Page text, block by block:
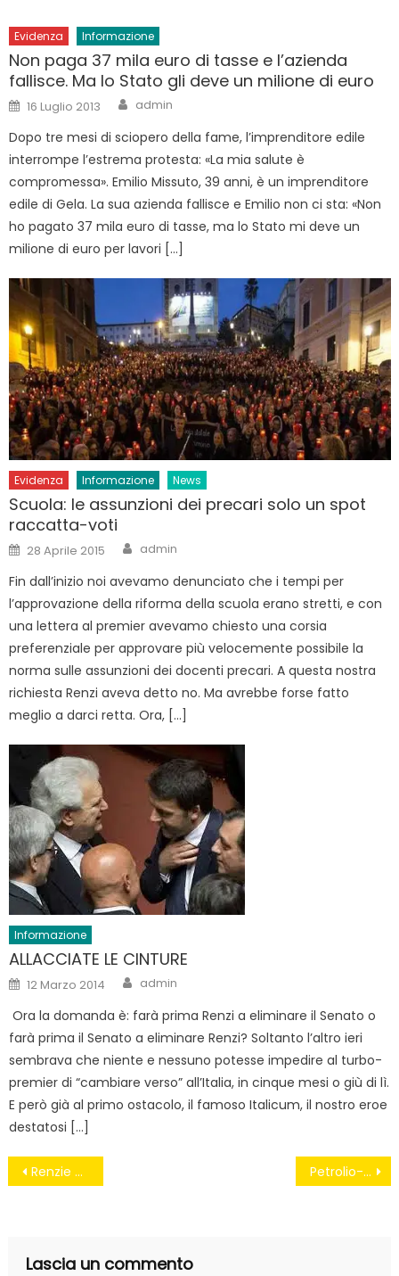
Evidenza Informazione
Non paga 37 mila euro di tasse e l’azienda
fallisce. Ma lo Stato gli deve un milione di euro
Posted
on
16 Luglio 2013 Author
admin
Dopo tre mesi di sciopero della fame, l’imprenditore edile
interrompe l’estrema protesta: «La mia salute è
compromessa». Emilio Missuto, 39 anni, è un imprenditore
edile di Gela. La sua azienda fallisce e Emilio non ci sta: «Non
ho pagato 37 mila euro di tasse, ma lo Stato mi deve un
milione di euro per lavori […]
Evidenza Informazione News
Scuola: le assunzioni dei precari solo un spot
raccatta-voti
Posted
on
28 Aprile 2015 Author
admin
Fin dall’inizio noi avevamo denunciato che i tempi per
l’approvazione della riforma della scuola erano stretti, e con
una lettera al premier avevamo chiesto una corsia
preferenziale per approvare più velocemente possibile la
norma sulle assunzioni dei docenti precari. A questa nostra
richiesta Renzi aveva detto no. Ma avrebbe forse fatto
meglio a darci retta. Ora, […]
Informazione
ALLACCIATE LE CINTURE
Posted
on
12 Marzo 2014 Author
admin
Ora la domanda è: farà prima Renzi a eliminare il Senato o
farà prima il Senato a eliminare Renzi? Soltanto l’altro ieri
sembrava che niente e nessuno potesse impedire al turbo-
premier di “cambiare verso” all’Italia, in cinque mesi o giù di lì.
E però già al primo ostacolo, il famoso Italicum, il nostro eroe
destatosi […]
Navigazione
Renzie #FiglioDiTroika Petrolio-Rischio sismico e la geotermia fermano Cogeid
Lascia un commento